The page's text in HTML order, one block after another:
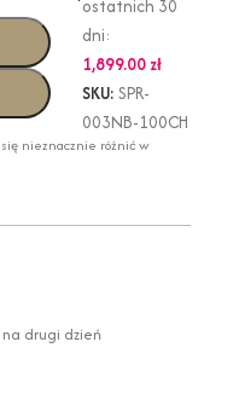
ostatnich 30
dni:
1,899.00 zł
SKU:SPR-
003NB-100CH
nieznacznie różnić w
na drugi dzień